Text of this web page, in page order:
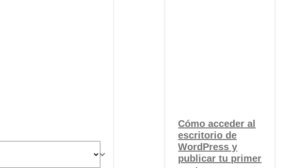
Cómo acceder al
escritorio de
WordPress y
publicar tu primer